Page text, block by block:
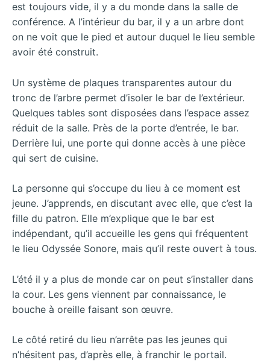
est toujours vide, il y a du monde dans la salle de
conférence. A l’intérieur du bar, il y a un arbre dont
on ne voit que le pied et autour duquel le lieu semble
avoir été construit.
Un système de plaques transparentes autour du
tronc de l’arbre permet d’isoler le bar de l’extérieur.
Quelques tables sont disposées dans l’espace assez
réduit de la salle. Près de la porte d’entrée, le bar.
Derrière lui, une porte qui donne accès à une pièce
qui sert de cuisine.
La personne qui s’occupe du lieu à ce moment est
jeune. J’apprends, en discutant avec elle, que c’est la
fille du patron. Elle m’explique que le bar est
indépendant, qu’il accueille les gens qui fréquentent
le lieu Odyssée Sonore, mais qu’il reste ouvert à tous.
L’été il y a plus de monde car on peut s’installer dans
la cour. Les gens viennent par connaissance, le
bouche à oreille faisant son œuvre.
Le côté retiré du lieu n’arrête pas les jeunes qui
n’hésitent pas, d’après elle, à franchir le portail.